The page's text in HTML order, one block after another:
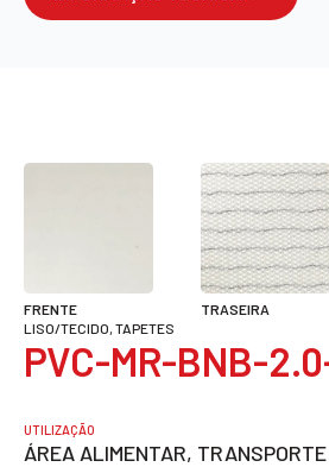
LISO/TECIDO, TAPETES
PVC-MR-BNB-
UTILIZAÇÃO
ÁREA ALIMENTAR,
FRENTE TRASEIRA